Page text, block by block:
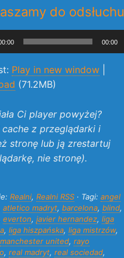
do odsłuchu
00:00
Play in new window
(71.2MB)
Ci player powyżej?
cache z przeglądarki i
stronę lub ją zrestartuj
nie stronę).
Realni,Realni RSS · Tagi:angel
atletico madryt,barcelona,blind,
everton,javier hernandez,liga
,liga hiszpańska,liga mistrzów,
manchester united,rayo
,real madryt,real sociedad,